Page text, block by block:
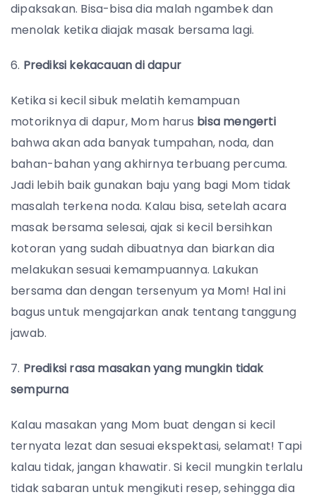
dipaksakan. Bisa-bisa dia malah ngambek dan
menolak ketika diajak masak bersama lagi.
6. Prediksi kekacauan di dapur
Ketika si kecil sibuk melatih kemampuan
motoriknya di dapur, Mom harus bisa mengerti
bahwa akan ada banyak tumpahan, noda, dan
bahan-bahan yang akhirnya terbuang percuma.
Jadi lebih baik gunakan baju yang bagi Mom tidak
masalah terkena noda. Kalau bisa, setelah acara
masak bersama selesai, ajak si kecil bersihkan
kotoran yang sudah dibuatnya dan biarkan dia
melakukan sesuai kemampuannya. Lakukan
bersama dan dengan tersenyum ya Mom! Hal ini
bagus untuk mengajarkan anak tentang tanggung
jawab.
7. Prediksi rasa masakan yang mungkin tidak
sempurna
Kalau masakan yang Mom buat dengan si kecil
ternyata lezat dan sesuai ekspektasi, selamat! Tapi
kalau tidak, jangan khawatir. Si kecil mungkin terlalu
tidak sabaran untuk mengikuti resep, sehingga dia